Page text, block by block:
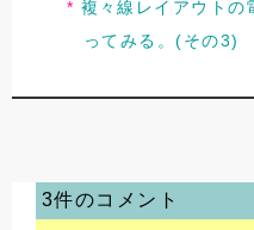
複々線レイアウトの
ってみる。(その3)
3件のコメント